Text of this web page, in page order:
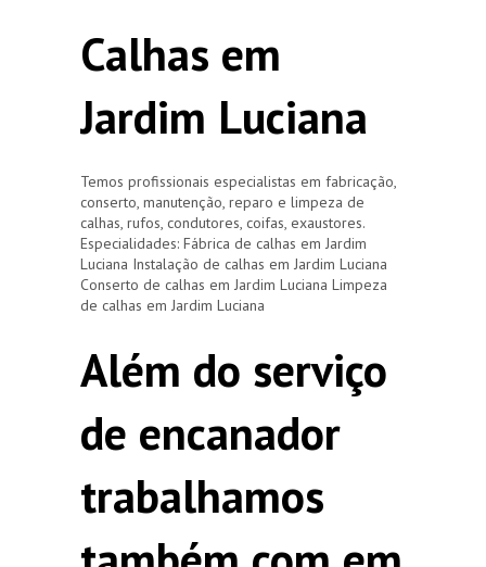
Calhas em
Jardim Luciana
Temos profissionais especialistas em fabricação,
conserto, manutenção, reparo e limpeza de
calhas, rufos, condutores, coifas, exaustores.
Especialidades: Fábrica de calhas em Jardim
Luciana Instalação de calhas em Jardim Luciana
Conserto de calhas em Jardim Luciana Limpeza
de calhas em Jardim Luciana
Além do serviço
de encanador
trabalhamos